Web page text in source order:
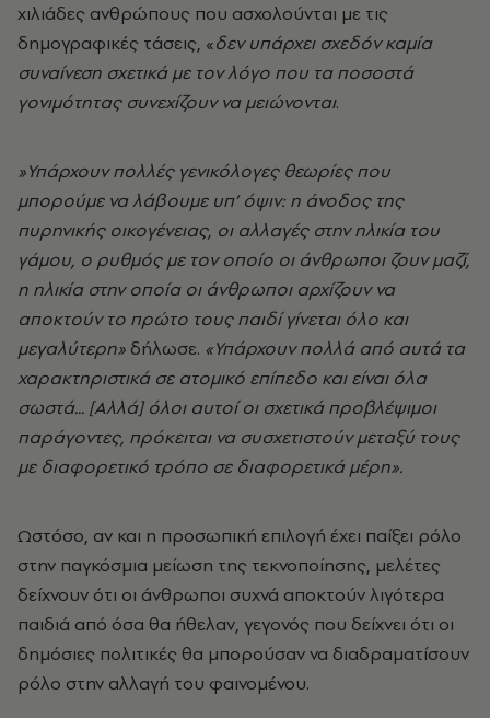
χιλιάδες ανθρώπους που ασχολούνται με τις
δημογραφικές τάσεις, «δεν υπάρχει σχεδόν καμία
συναίνεση σχετικά με τον λόγο που τα ποσοστά
γονιμότητας συνεχίζουν να μειώνονται.
»Υπάρχουν πολλές γενικόλογες θεωρίες που
μπορούμε να λάβουμε υπ’ όψιν: η άνοδος της
πυρηνικής οικογένειας, οι αλλαγές στην ηλικία του
γάμου, ο ρυθμός με τον οποίο οι άνθρωποι ζουν μαζί,
η ηλικία στην οποία οι άνθρωποι αρχίζουν να
αποκτούν το πρώτο τους παιδί γίνεται όλο και
μεγαλύτερη» δήλωσε. «Υπάρχουν πολλά από αυτά τα
χαρακτηριστικά σε ατομικό επίπεδο και είναι όλα
σωστά... [Αλλά] όλοι αυτοί οι σχετικά προβλέψιμοι
παράγοντες, πρόκειται να συσχετιστούν μεταξύ τους
με διαφορετικό τρόπο σε διαφορετικά μέρη».
Ωστόσο, αν και η προσωπική επιλογή έχει παίξει ρόλο
στην παγκόσμια μείωση της τεκνοποίησης, μελέτες
δείχνουν ότι οι άνθρωποι συχνά αποκτούν λιγότερα
παιδιά από όσα θα ήθελαν, γεγονός που δείχνει ότι οι
δημόσιες πολιτικές θα μπορούσαν να διαδραματίσουν
ρόλο στην αλλαγή του φαινομένου.